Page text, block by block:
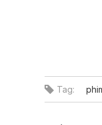
Tag: